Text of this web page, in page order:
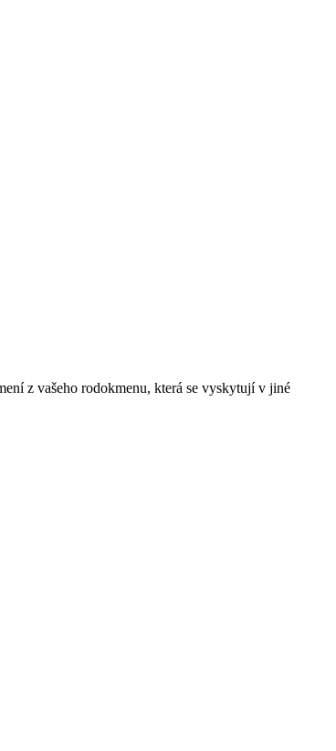
z vašeho rodokmenu, která se vyskytují v jiné